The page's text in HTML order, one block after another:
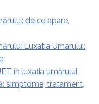
de ce apare,
Luxatia Umarului:
în luxația umărului
simptome, tratament,